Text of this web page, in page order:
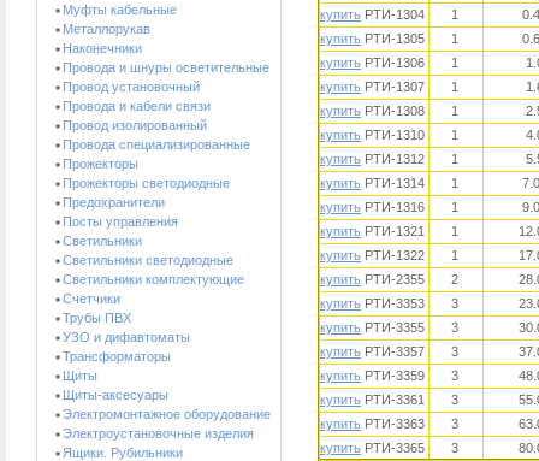
Муфты кабельные
Металлорукав
Наконечники
Провода и шнуры осветительные
Провод установочный
Провода и кабели связи
Провод изолированный
Провода специализированные
Прожекторы
Прожекторы светодиодные
Предохранители
Посты управления
Светильники
Светильники светодиодные
Светильники комплектующие
Счетчики
Трубы ПВХ
УЗО и дифавтоматы
Трансформаторы
Щиты
Щиты-аксесуары
Электромонтажное оборудование
Электроустановочные изделия
Ящики. Рубильники
купить РТИ-1304 1
купить РТИ-1305 1
купить РТИ-1306 1
купить РТИ-1307 1
купить РТИ-1308 1
купить РТИ-1310 1
купить РТИ-1312 1
купить РТИ-1314 1
купить РТИ-1316 1
купить РТИ-1321 1
купить РТИ-1322 1
купить РТИ-2355 2
купить РТИ-3353 3
купить РТИ-3355 3
купить РТИ-3357 3
купить РТИ-3359 3
купить РТИ-3361 3
купить РТИ-3363 3
купить РТИ-3365 3